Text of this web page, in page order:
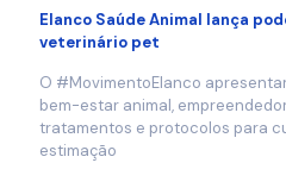
Elanco Saúde Animal lança
veterinário pet
O #MovimentoElanco
bem-estar animal,
tratamentos e protocolos para
estimação